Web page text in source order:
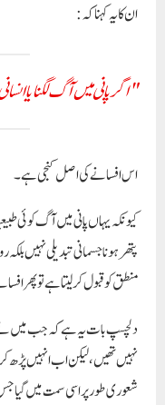
ان کا یہ کہنا کہ:
"اگر پانی میں آگ لگنا یا
اس افسانے کی اصل کنجی ہے۔
کیونکہ یہاں پانی میں آگ کوئی
پتھر ہونا جسمانی تبدیلی نہیں
منطق کو قبول کر لیتا ہے تو پھر
دلچسپ بات یہ ہے کہ جب میں نے
نہیں تھیں، لیکن اب انہیں پڑھ
شعوری طور پر اسی سمت میں گیا